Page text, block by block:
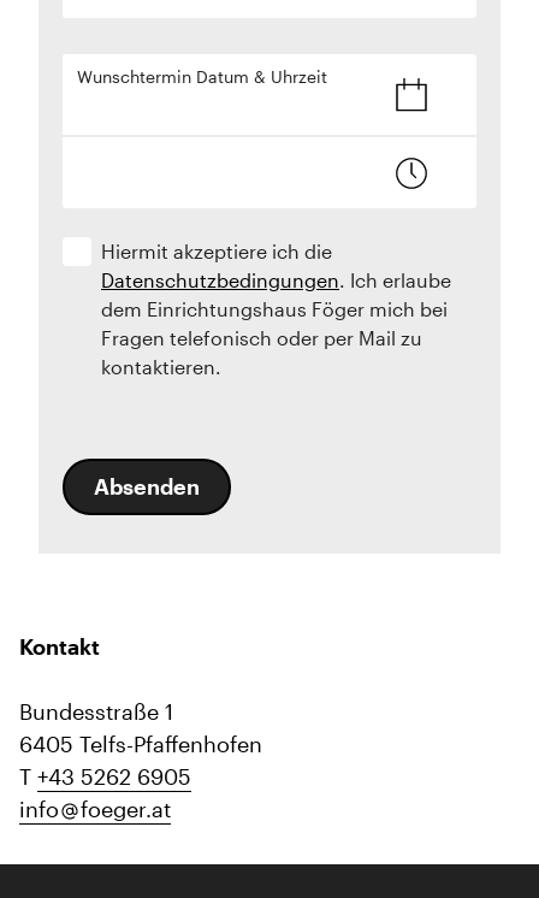
Wunschtermin Datum & Uhrzeit
Hiermit akzeptiere ich die
Datenschutzbedingungen. Ich erlaube
dem Einrichtungshaus Föger mich bei
Fragen telefonisch oder per Mail zu
kontaktieren.
Absenden
Kontakt
Bundesstraße 1
6405 Telfs-Pfaffenhofen
T +43 5262 6905
info
foeger.at